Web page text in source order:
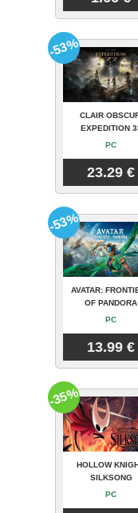
CLAIR
EXPEDITION
PC
23.29 €
-53%
AVATAR:
OF PANDORA
PC
13.99 €
-53%
HOLLOW
SILKSONG
PC
-35%